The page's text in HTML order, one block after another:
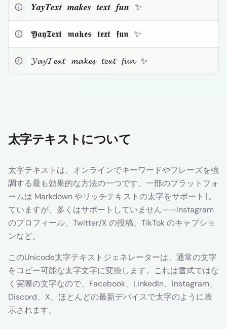
𝒀𝒂𝒚𝑻𝒆𝒙𝒕 𝒎𝒂𝒌𝒆𝒔 𝒕𝒆𝒙𝒕 𝒇𝒖𝒏 ✨
𝖄𝖆𝖞𝕿𝖊𝖝𝖙 𝖒𝖆𝖐𝖊𝖘 𝖙𝖊𝖝𝖙 𝖋𝖚𝖓 ✨
𝓨𝓪𝔂𝓣𝓮𝔁𝓽 𝓶𝓪𝓴𝓮𝓼 𝓽𝓮𝔁𝓽 𝓯𝓾𝓷 ✨
太字テキストについて
太字テキストは、オンラインでキーワードやフレーズを強
調する最も効果的な方法の一つです。一部のプラットフォ
ームは Markdown やリッチテキストの太字をサポートし
ていますが、多くはサポートしていません——Instagram
のプロフィール、Twitter/X の投稿、TikTok のキャプショ
ンなど。
このUnicode太字テキストジェネレーターは、通常の文字
をコピー可能な太字文字に変換します。これは書式ではな
く実際の文字なので、Facebook、LinkedIn、Instagram、
Discord、X、ほとんどの最新デバイスで太字のように表
示されます。